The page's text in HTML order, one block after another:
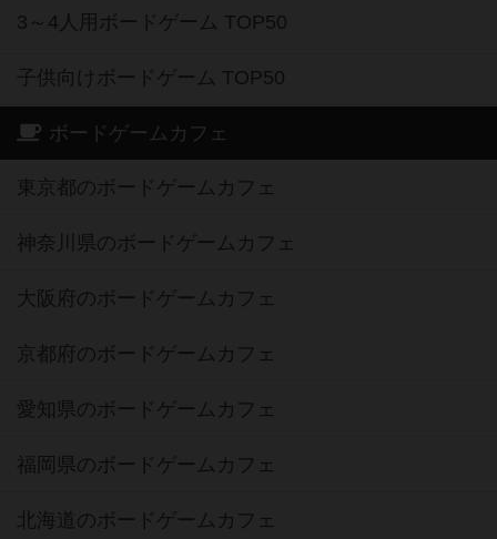
3～4人用ボードゲーム TOP50
子供向けボードゲーム TOP50
ボードゲームカフェ
東京都のボードゲームカフェ
神奈川県のボードゲームカフェ
大阪府のボードゲームカフェ
京都府のボードゲームカフェ
愛知県のボードゲームカフェ
福岡県のボードゲームカフェ
北海道のボードゲームカフェ